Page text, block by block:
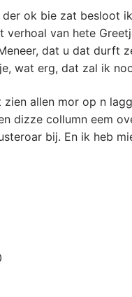
ok bie zat besloot
verhoal van hete
dat u dat durft
wat erg, dat zal ik
zien allen mor op n
dizze collumn eem
bij. En ik heb